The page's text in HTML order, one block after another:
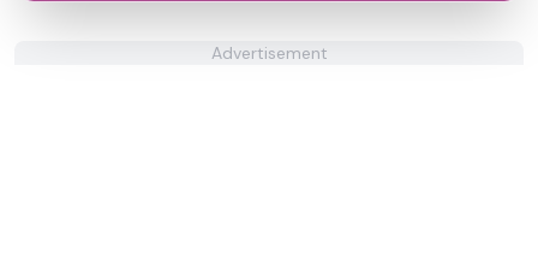
Mod Phase 4
Advertisement